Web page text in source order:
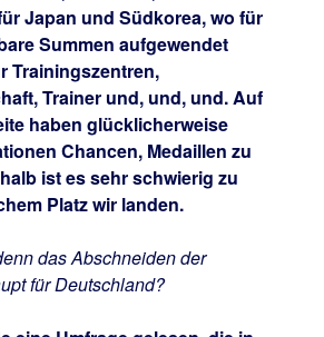
Japan und Südkorea, wo für
Summen aufgewendet
Trainingszentren,
Trainer und, und, und. Auf
haben glücklicherweise
Chancen, Medaillen zu
ist es sehr schwierig zu
Platz wir landen.
das Abschneiden der
für Deutschland?